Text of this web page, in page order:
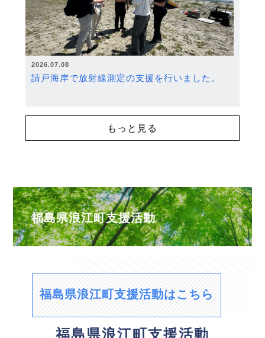
2026.07.08
請戸海岸で放射線測定の支援を行いました。
もっと見る
福島県浪江町支援活動
福島県浪江町支援活動はこちら
福島県浪江町支援活動